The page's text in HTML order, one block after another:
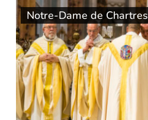
Notre-Dame de Chartres